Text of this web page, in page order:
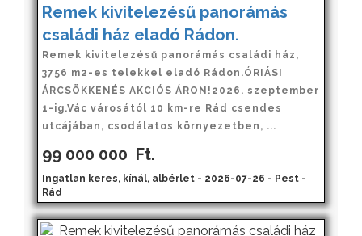
Remek kivitelezésű panorámás
családi ház eladó Rádon.
Remek kivitelezésű panorámás családi ház,
3756 m2-es telekkel eladó Rádon.ÓRIÁSI
ÁRCSÖKKENÉS AKCIÓS ÁRON!2026. szeptember
1-ig.Vác városától 10 km-re Rád csendes
utcájában, csodálatos környezetben, ...
99 000 000 Ft.
Ingatlan keres, kínál, albérlet - 2026-07-26 - Pest -
Rád